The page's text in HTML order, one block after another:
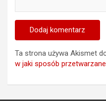
Ta strona używa Akismet
w jaki sposób